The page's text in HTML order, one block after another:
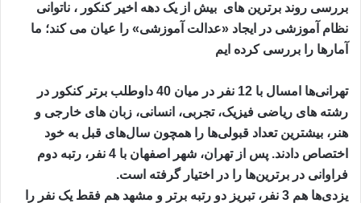
بررسی روند برترین های بیش از یک دهه اخیر کنکور ، ناتوانی
نظام آموزشی در ایجاد «عدالت آموزشی» را عیان می کند؛ ما
آمارها را بررسی کرده ایم
تهرانی‌ها امسال با 12 نفر در میان 40 داوطلب برتر کنکور در
رشته های ریاضی فیزیک، تجربی، انسانی، زبان های خارجی و
هنر، بیشترین تعداد قبولی‌ها را همچون سال‌های قبل به خود
اختصاص دادند. پس از تهران، شهر اصفهان با 4 نفر، رتبه دوم
فراوانی در برترین‌ها را در اختیار گرفته است.
یزدی‌ها هم 3 نفر، تبریز دو رتبه برتر و مشهد هم فقط یک نفر را